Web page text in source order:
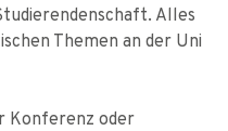
Alles
Themen an der Uni
Konferenz oder